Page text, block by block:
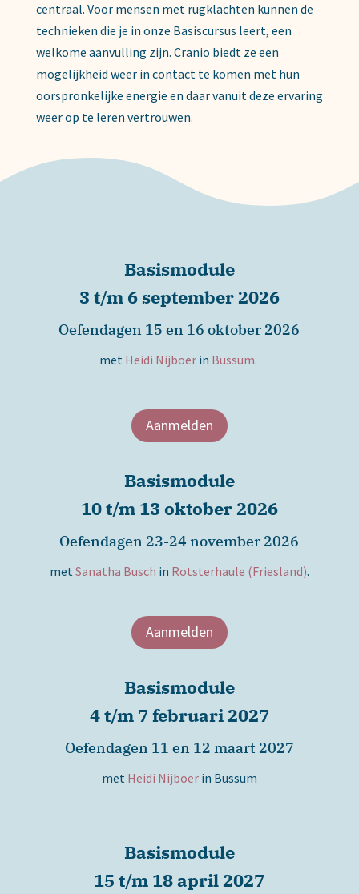
centraal. Voor mensen met rugklachten kunnen de
technieken die je in onze Basiscursus leert, een
welkome aanvulling zijn. Cranio biedt ze een
mogelijkheid weer in contact te komen met hun
oorspronkelijke energie en daar vanuit deze ervaring
weer op te leren vertrouwen.
Basismodule
3 t/m 6 september 2026
Oefendagen 15 en 16 oktober 2026
met Heidi Nijboer in Bussum.
Aanmelden
Basismodule
10 t/m 13 oktober 2026
Oefendagen 23-24 november 2026
met Sanatha Busch in Rotsterhaule (Friesland).
Aanmelden
Basismodule
4 t/m 7 februari 2027
Oefendagen 11 en 12 maart 2027
met Heidi Nijboerin Bussum
Basismodule
15 t/m 18 april 2027